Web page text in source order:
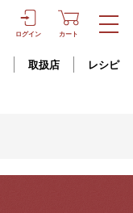
ログイン カート
取扱店 レシピ